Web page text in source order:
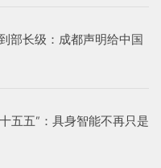
部长级：成都声明给中国
五五”：具身智能不再只是